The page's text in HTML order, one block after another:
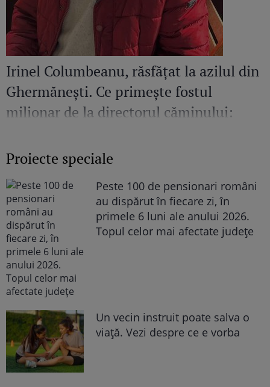
Irinel Columbeanu, răsfățat la azilul din
Ghermănești. Ce primește fostul
milionar de la directorul căminului:
Proiecte speciale
Peste 100 de pensionari români
au dispărut în fiecare zi, în
primele 6 luni ale anului 2026.
Topul celor mai afectate județe
Un vecin instruit poate salva o
viață. Vezi despre ce e vorba